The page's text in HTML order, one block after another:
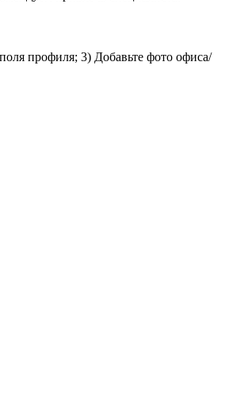
профиля; 3) Добавьте фото офиса/